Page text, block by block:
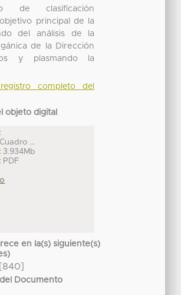
de clasificación
principal de la
del análisis de la
de la Dirección
y plasmando la
completo del
objeto digital
...
3.934Mb
PDF
en la(s) siguiente(s)
Documento